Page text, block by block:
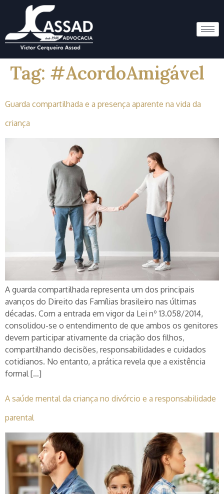
Tag: #AcordoAmigável
Guarda compartilhada e a presença aparente na vida da
criança
A guarda compartilhada representa um dos principais
avanços do Direito das Famílias brasileiro nas últimas
décadas. Com a entrada em vigor da Lei nº 13.058/2014,
consolidou-se o entendimento de que ambos os genitores
devem participar ativamente da criação dos filhos,
compartilhando decisões, responsabilidades e cuidados
cotidianos. No entanto, a prática revela que a existência
formal […]
A saúde mental da criança no divórcio e a responsabilidade
parental